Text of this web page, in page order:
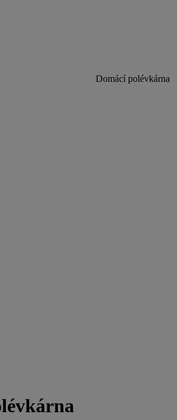
Domácí polévkárna